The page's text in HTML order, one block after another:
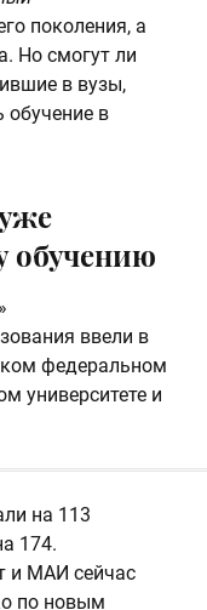
поколения, а
Но смогут ли
в вузы,
обучение в
обучению
ввели в
федеральном
университете и
на 113
174.
и МАИ сейчас
по новым